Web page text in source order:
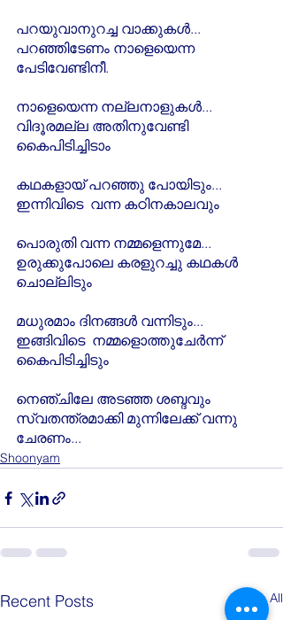
പറയുവാനുറച്ച വാക്കുകൾ...
പറഞ്ഞിടേണം നാളെയെന്ന
പേടിവേണ്ടിനീ.
നാളെയെന്ന നല്ലനാളുകൾ...
വിദൂരമല്ല അതിനുവേണ്ടി
കൈപിടിച്ചിടാം
കഥകളായ് പറഞ്ഞു പോയിടും...
ഇന്നിവിടെ  വന്ന കഠിനകാലവും
പൊരുതി വന്ന നമ്മളെന്നുമേ...
ഉരുക്കുപോലെ കരളുറച്ചു കഥകൾ
ചൊല്ലിടും
മധുരമാം ദിനങ്ങൾ വന്നിടും...
ഇങ്ങിവിടെ  നമ്മളൊത്തുചേർന്ന്
കൈപിടിച്ചിടും
നെഞ്ചിലേ അടഞ്ഞ ശബ്ദവും
സ്വതന്ത്രമാക്കി മുന്നിലേക്ക് വന്നു
ചേരണം...
Shoonyam
Recent Posts See All